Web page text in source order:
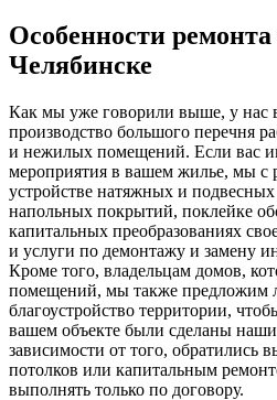
Особенности
Челябинске
Как мы уже говорили выше, у нас
производство большого перечня
и нежилых помещений. Если вас
мероприятия в вашем жилье, мы с
устройстве натяжных и
напольных покрытий, поклейке
капитальных преобразованиях
и услуги по демонтажу и замену
Кроме того, владельцам домов,
помещений, мы также предложим
благоустройство территории,
вашем объекте были сделаны
зависимости от того, обратились
потолков или капитальным
выполнять только по договору.